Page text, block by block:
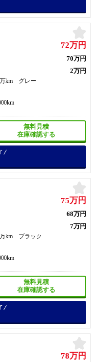
72万円
70万円
2万円
km グレー
無料見積
在庫確認する
75万円
68万円
7万円
km ブラック
無料見積
在庫確認する
78万円